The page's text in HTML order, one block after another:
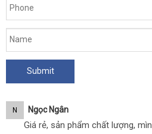
cô
LinLin
quyến
rũ
số
3
vòng
N Ngọc Ngân
Giá rẻ, sản phẩm chất lượng,